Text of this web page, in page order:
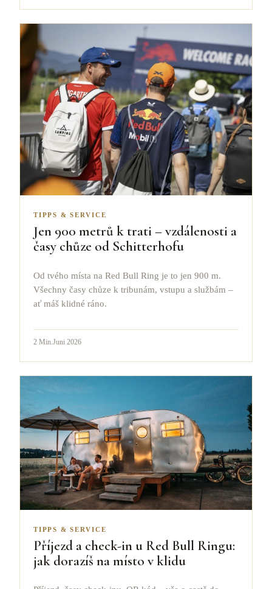
TIPPS & SERVICE
Jen 900 metrů k trati – vzdálenosti a
časy chůze od Schitterhofu
Od tvého místa na Red Bull Ring je to jen 900 m.
Všechny časy chůze k tribunám, vstupu a službám –
ať máš klidné ráno.
2 Min.Juni 2026
TIPPS & SERVICE
Příjezd a check-in u Red Bull Ringu:
jak dorazíš na místo v klidu